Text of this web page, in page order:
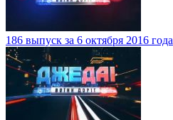
186 выпуск за 6 октября 2016 года